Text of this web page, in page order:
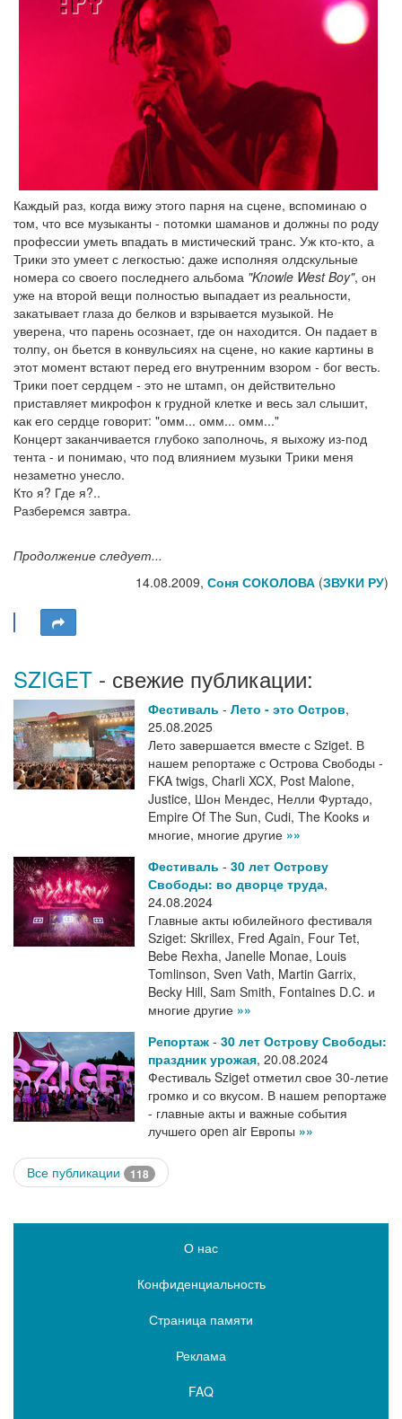
Каждый раз, когда вижу этого парня на сцене, вспоминаю о
том, что все музыканты - потомки шаманов и должны по роду
профессии уметь впадать в мистический транс. Уж кто-кто, а
Трики это умеет с легкостью: даже исполняя олдскульные
номера со своего последнего альбома "Knowle West Boy", он
уже на второй вещи полностью выпадает из реальности,
закатывает глаза до белков и взрывается музыкой. Не
уверена, что парень осознает, где он находится. Он падает в
толпу, он бьется в конвульсиях на сцене, но какие картины в
этот момент встают перед его внутренним взором - бог весть.
Трики поет сердцем - это не штамп, он действительно
приставляет микрофон к грудной клетке и весь зал слышит,
как его сердце говорит: "омм... омм... омм..."
Концерт заканчивается глубоко заполночь, я выхожу из-под
тента - и понимаю, что под влиянием музыки Трики меня
незаметно унесло.
Кто я? Где я?..
Разберемся завтра.
Продолжение следует...
14.08.2009, Соня СОКОЛОВА (ЗВУКИ РУ)
SZIGET - свежие публикации:
Фестиваль - Лето - это Остров,
25.08.2025
Лето завершается вместе с Sziget. В
нашем репортаже с Острова Свободы -
FKA twigs, Charli XCX, Post Malone,
Justice, Шон Мендес, Нелли Фуртадо,
Empire Of The Sun, Cudi, The Kooks и
многие, многие другие »»
Фестиваль - 30 лет Острову
Свободы: во дворце труда,
24.08.2024
Главные акты юбилейного фестиваля
Sziget: Skrillex, Fred Again, Four Tet,
Bebe Rexha, Janelle Monae, Louis
Tomlinson, Sven Vath, Martin Garrix,
Becky Hill, Sam Smith, Fontaines D.C. и
многие другие »»
Репортаж - 30 лет Острову Свободы:
праздник урожая, 20.08.2024
Фестиваль Sziget отметил свое 30-летие
громко и со вкусом. В нашем репортаже
- главные акты и важные события
лучшего open air Европы »»
Все публикации 118
О нас
Конфиденциальность
Страница памяти
Реклама
FAQ